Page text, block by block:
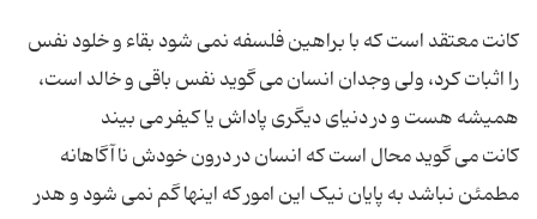
کانت معتقد است که با براهین فلسفه نمى شود بقاء و خلود نفس
را اثبات کرد، ولى وجدان انسان مى گوید نفس باقى و خالد است،
کانت مى گوید محال است که انسان در درون خودش ناآگاهانه
مطمئن نباشد به پایان نیک این امور که اینها گم نمى شود و هدر